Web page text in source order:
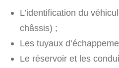
L’identification du
châssis) ;
Les tuyaux
Le réservoir et les